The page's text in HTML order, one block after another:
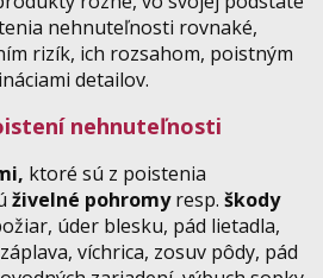
nehnuteľnosti rovnaké,
rizík, ich rozsahom, poistným
detailov.
nehnuteľnosti
ktoré sú z poistenia
živelné pohromyresp. škody
úder blesku, pád lietadla,
víchrica, zosuv pôdy, pád